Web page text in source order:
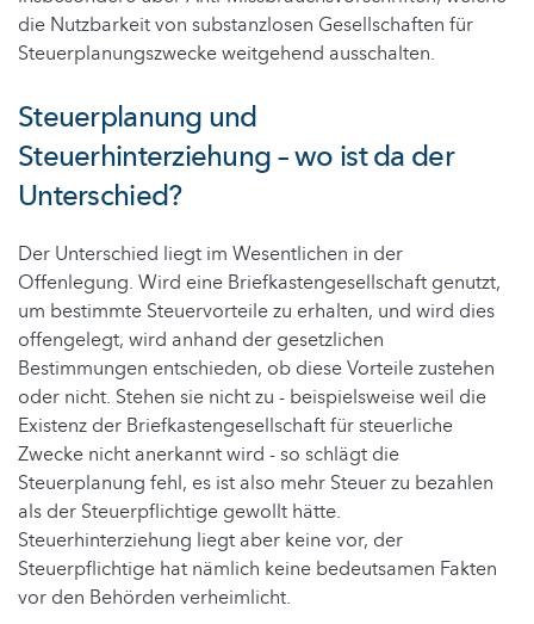
die Nutzbarkeit von substanzlosen Gesellschaften für
Steuerplanungszwecke weitgehend ausschalten.
Steuerplanung und
Steuerhinterziehung – wo ist da der
Unterschied?
Der Unterschied liegt im Wesentlichen in der
Offenlegung. Wird eine Briefkastengesellschaft genutzt,
um bestimmte Steuervorteile zu erhalten, und wird dies
offengelegt, wird anhand der gesetzlichen
Bestimmungen entschieden, ob diese Vorteile zustehen
oder nicht. Stehen sie nicht zu - beispielsweise weil die
Existenz der Briefkastengesellschaft für steuerliche
Zwecke nicht anerkannt wird - so schlägt die
Steuerplanung fehl, es ist also mehr Steuer zu bezahlen
als der Steuerpflichtige gewollt hätte.
Steuerhinterziehung liegt aber keine vor, der
Steuerpflichtige hat nämlich keine bedeutsamen Fakten
vor den Behörden verheimlicht.